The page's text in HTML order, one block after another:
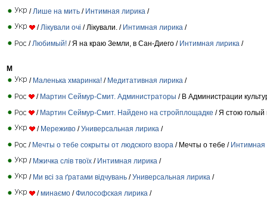
/ Лише на мить / Интимная лирика /
/ Лікували очі / Лікували. / Интимная лирика /
/ Любимый! / Я на краю Земли, в Сан-Диего / Интимная лирика /
М
/ Маленька хмаринка! / Медитативная лирика /
/ Мартин Сеймур-Смит. Администраторы / В Администрации
/ Мартин Сеймур-Смит. Найдено на стройплощадке / Я стою голый
/ Мереживо /Универсальная лирика /
/ Мечты о тебе сокрыты от людского взора / Мечты о тебе / Интимная
/ Мжичка слів твоїх / Интимная лирика /
/ Ми всі за ґратами відчувань /Универсальная лирика /
/минаємо /Философская лирика /